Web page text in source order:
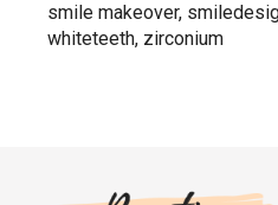
smile makeover,
whiteteeth, zirconium